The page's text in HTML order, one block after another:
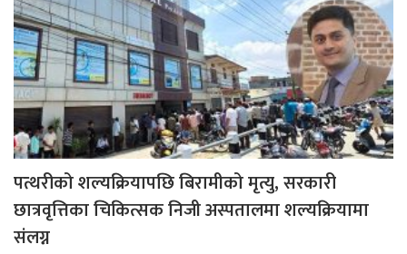
पत्थरीको शल्यक्रियापछि बिरामीको मृत्यु, सरकारी
छात्रवृत्तिका चिकित्सक निजी अस्पतालमा शल्यक्रियामा
संलग्न